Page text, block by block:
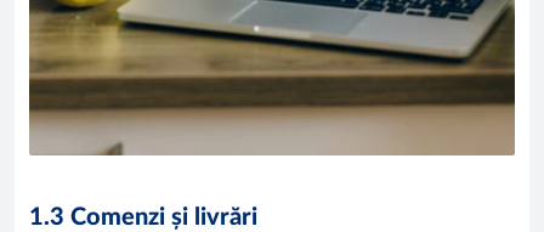
1.3 Comenzi și livrări